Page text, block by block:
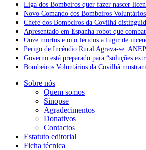
Liga dos Bombeiros quer fazer nascer
Novo Comando dos Bombeiros
Chefe dos Bombeiros da Covilhã
Apresentado em Espanha robot que
Onze mortos e oito feridos a fugir de
Perigo de Incêndio Rural Agrava-se:
Governo está preparado para “soluções
Bombeiros Voluntários da Covilhã
Sobre nós
Quem somos
Sinopse
Agradecimentos
Donativos
Contactos
Estatuto editorial
Ficha técnica